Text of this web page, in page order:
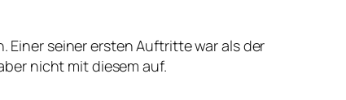
Einer seiner ersten Auftritte war als der
nicht mit diesem auf.